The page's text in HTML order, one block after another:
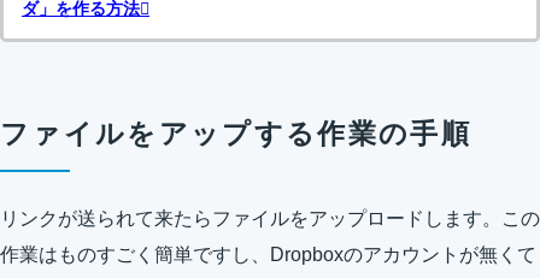
ダ」を作る方法
ファイルをアップする作業の手順
リンクが送られて来たらファイルをアップロードします。この
作業はものすごく簡単ですし、Dropboxのアカウントが無くて